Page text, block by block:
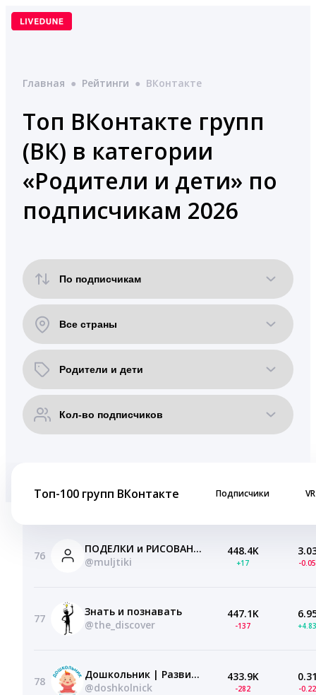
Перейти
Главная ● Рейтинги ● ВКонтакте
Топ ВКонтакте групп
(ВК) в категории
«Родители и дети» по
подписчикам 2026
Топ-100 групп ВКонтакте Подписчики VR
76
ПОДЕЛКИ и РИСОВАНИЕ
@muljtiki
448.4K
+17 -
77
Знать и познавать
@the_discover
447.1K
-137
78
Дошкольник | Развитие и обучение малышей
@doshkolnick
433.9K
-282 -